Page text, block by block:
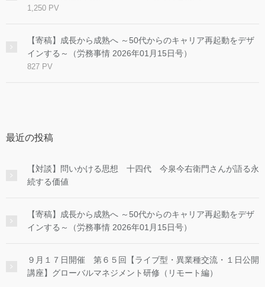
1,250 PV
【寄稿】成長から成熟へ ～50代からのキャリア再起動をデザ
インする～（労務事情 2026年01月15日号）
827 PV
最近の投稿
【対談】問いかける思想 十四代 今泉今右衛門さんが語る永
続する価値
【寄稿】成長から成熟へ ～50代からのキャリア再起動をデザ
インする～（労務事情 2026年01月15日号）
９月１７日開催 第６５回【ライブ型・異業種交流・１日公開
講座】グローバルマネジメント研修（リモート編）